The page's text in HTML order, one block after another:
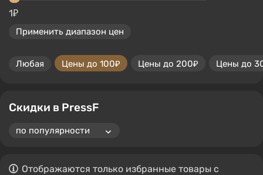
1₽
Применить диапазон цен
Любая Цены до 100₽ Цены до 200₽ Цены до
Скидки в PressF
Отображаются только избранные товары с